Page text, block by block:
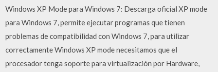
Windows XP Mode para Windows 7: Descarga oficial XP mode
para Windows 7, permite ejecutar programas que tienen
problemas de compatibilidad con Windows 7, para utilizar
correctamente Windows XP mode necesitamos que el
procesador tenga soporte para virtualización por Hardware,